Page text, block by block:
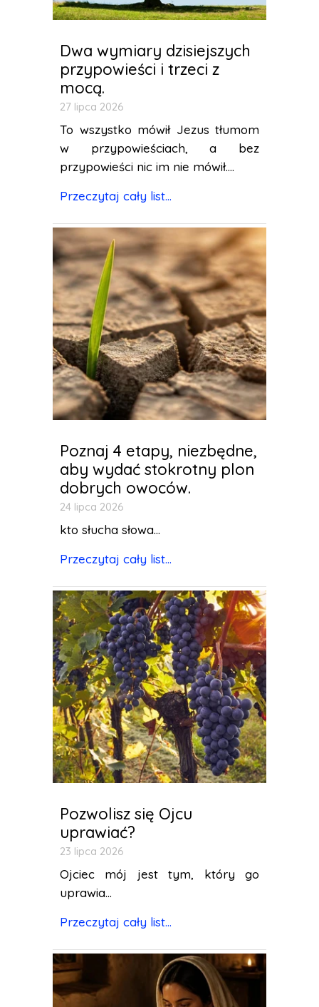
Dwa wymiary dzisiejszych
przypowieści i trzeci z
mocą.
27 lipca 2026
To wszystko mówił Jezus tłumom
w przypowieściach, a bez
przypowieści nic im nie mówił....
Przeczytaj cały list...
Poznaj 4 etapy, niezbędne,
aby wydać stokrotny plon
dobrych owoców.
24 lipca 2026
kto słucha słowa...
Przeczytaj cały list...
Pozwolisz się Ojcu
uprawiać?
23 lipca 2026
Ojciec mój jest tym, który go
uprawia...
Przeczytaj cały list...